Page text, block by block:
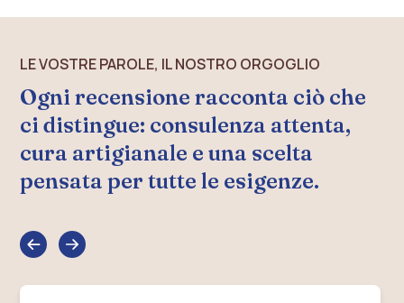
LE VOSTRE PAROLE, IL NOSTRO ORGOGLIO
Ogni recensione racconta ciò che
ci distingue: consulenza attenta,
cura artigianale e una scelta
pensata per tutte le esigenze.